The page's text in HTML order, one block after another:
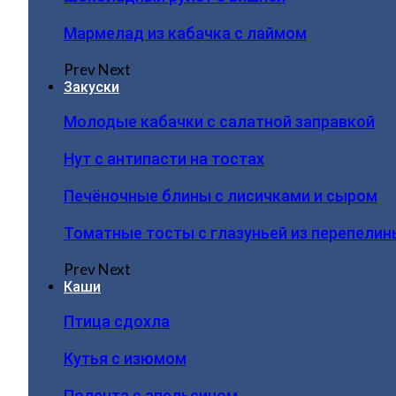
Мармелад из кабачка с лаймом
PrevNext
Закуски
Молодые кабачки с салатной заправкой
Нут с антипасти на тостах
Печёночные блины с лисичками и сыром
Томатные тосты с глазуньей из
PrevNext
Каши
Птица сдохла
Кутья с изюмом